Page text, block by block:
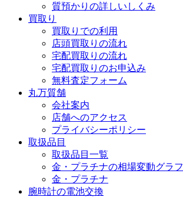
質預かりの詳しいしくみ
買取り
買取りでの利用
店頭買取りの流れ
宅配買取りの流れ
宅配買取りのお申込み
無料査定フォーム
丸万質舗
会社案内
店舗へのアクセス
プライバシーポリシー
取扱品目
取扱品目一覧
金・プラチナの相場変動グラフ
金・プラチナ
腕時計の電池交換